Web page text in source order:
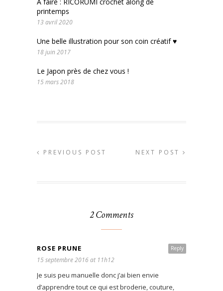
printemps
13 avril 2020
Une belle illustration pour son coin créatif ♥
18 juin 2017
Le Japon près de chez vous !
15 mars 2018
PREVIOUS POST NEXT POST
2 Comments
Reply
ROSE PRUNE
15 septembre 2016 at 11h12
Je suis peu manuelle donc j’ai bien envie
d’apprendre tout ce qui est broderie, couture,